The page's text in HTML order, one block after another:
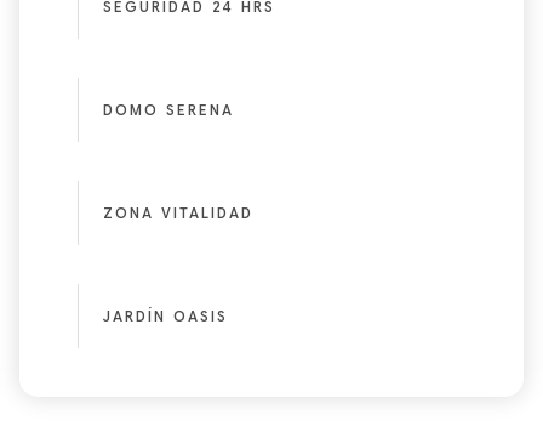
SEGURIDAD 24 HRS
DOMO SERENA
ZONA VITALIDAD
JARDÍN OASIS